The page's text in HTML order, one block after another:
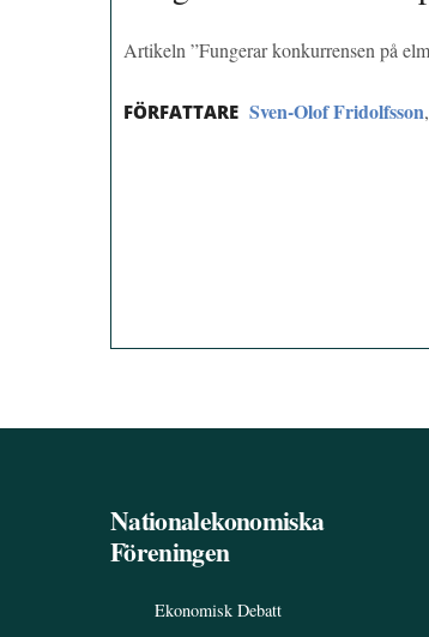
Artikeln ”Fungerar konkurrensen på
FÖRFATTARE Sven-Olof Fridolfsson,
Nationalekonomiska
Föreningen
Ekonomisk Debatt